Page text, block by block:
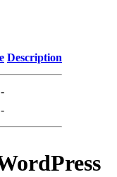
Description
-
-